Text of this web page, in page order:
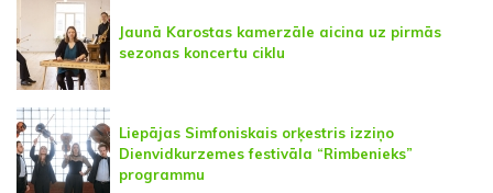
Jaunā Karostas kamerzāle aicina uz pirmās
sezonas koncertu ciklu
Liepājas Simfoniskais orķestris izziņo
Dienvidkurzemes festivāla “Rimbenieks”
programmu